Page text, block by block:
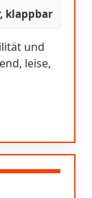
klappbar
und
leise,